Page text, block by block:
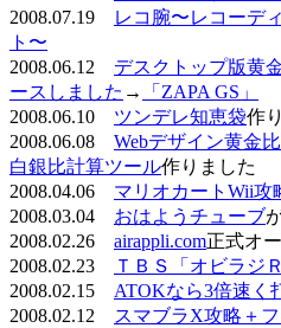
2008.07.19
レコ腕〜レコーデ
ト〜
2008.06.12 デスクトップ版黄
ースしました →
「ZAPA GS」
2008.06.10 ツンデレ知恵袋作
2008.06.08 Webデザイン黄金
白銀比計算ツール作りました
2008.04.06 マリオカートWii攻
2008.03.04 おはようチューブ
2008.02.26 airappli.com正式オ
2008.02.23
ＴＢＳ「オビラジ
2008.02.15 ATOKなら3倍速く
2008.02.12
スマブラX攻略＋